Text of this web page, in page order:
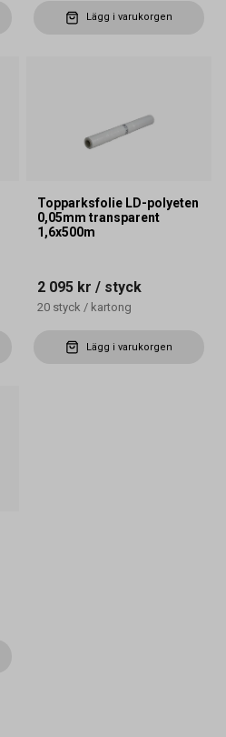
Lägg i varukorgen
Topparksfolie LD-polyeten
0,05mm transparent
1,6x500m
2 095 kr / styck
20 styck / kartong
Lägg i varukorgen